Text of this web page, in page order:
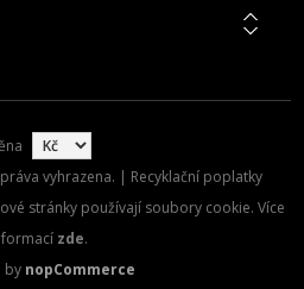
vyhrazena. | Recyklační poplatky
stránky používají soubory cookie. Více
zde.
by nopCommerce